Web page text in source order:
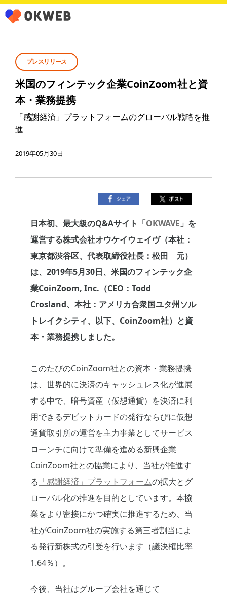
プレスリリース
米国のフィンテック企業CoinZoom社と資
本・業務提携
「感謝経済」プラットフォームのグローバル戦略を推
進
2019年05月30日
日本初、最大級のQ&Aサイト「OKWAVE 」を
運営する株式会社オウケイウェイヴ（本社：
東京都渋谷区、代表取締役社長：松田 元）
は、2019年5月30日、米国のフィンテック企
業CoinZoom, Inc.（CEO：Todd
Crosland、本社：アメリカ合衆国ユタ州ソル
トレイクシティ、以下、CoinZoom社）と資
本・業務提携しました。
このたびのCoinZoom社との資本・業務提携
は、世界的に決済のキャッシュレス化が進展
する中で、暗号資産（仮想通貨）を決済に利
用できるデビットカードの発行ならびに仮想
通貨取引所の運営を主力事業としてサービス
ローンチに向けて準備を進める新興企業
CoinZoom社との協業により、当社が推進す
る 「感謝経済」プラットフォームの拡大とグ
ローバル化の推進を目的としています。本協
業をより密接にかつ確実に推進するため、当
社がCoinZoom社の実施する第三者割当によ
る発行新株式の引受を行います（議決権比率
1.64％）。
今後、当社はグループ会社を通じて